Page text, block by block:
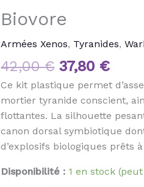
Biovore
Armées Xenos, Tyranides,
42,00€
était :
42,00 €.
37,80 €
Ce kit plastique permet
mortier tyranide conscient,
flottantes. La silhouette
canon dorsal symbiotique
d’explosifs biologiques prêts
Disponibilité : 1 en stock